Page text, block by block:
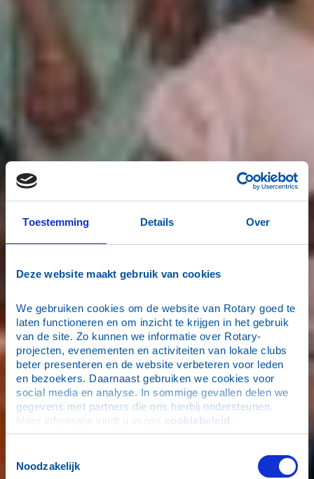
Toestemming Details Over
Deze website maakt gebruik van cookies
We gebruiken cookies om de website van Rotary goed te
laten functioneren en om inzicht te krijgen in het gebruik
van de site. Zo kunnen we informatie over Rotary-
projecten, evenementen en activiteiten van lokale clubs
beter presenteren en de website verbeteren voor leden
en bezoekers. Daarnaast gebruiken we cookies voor
social media en analyse. In sommige gevallen delen we
gegevens met partners die ons hierbij ondersteunen.
Meer informatie vindt u in ons cookiebeleid
Noodzakelijk